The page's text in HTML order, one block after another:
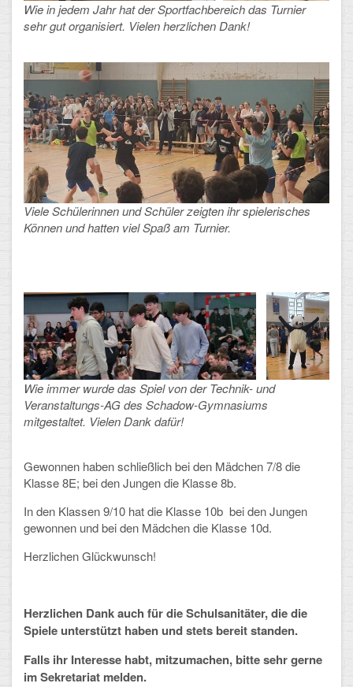
Sport
Abitur
Freistellung/Entschuldigung
Kurswahl 10. Kl.
Umwahl 11. Kl.
mPA
TERMINE
CLOUD
Lernraum Berlin
Nextcloud (Eigene Dateien und Tauschordner)
Gitlab
Wie in jedem Jahr hat der Sportfachbereich das Turnier
sehr gut organisiert. Vielen herzlichen Dank!
Viele Schülerinnen und Schüler zeigten ihr spielerisches
Können und hatten viel Spaß am Turnier.
Wie immer wurde das Spiel von der Technik- und
Veranstaltungs-AG des Schadow-Gymnasiums
mitgestaltet. Vielen Dank dafür!
Gewonnen haben schließlich bei den Mädchen 7/8 die
Klasse 8E; bei den Jungen die Klasse 8b.
In den Klassen 9/10 hat die Klasse 10b bei den Jungen
gewonnen und bei den Mädchen die Klasse 10d.
Herzlichen Glückwunsch!
Herzlichen Dank auch für die Schulsanitäter, die die
Spiele unterstützt haben und stets bereit standen.
Falls ihr Interesse habt, mitzumachen, bitte sehr gerne
im Sekretariat melden.